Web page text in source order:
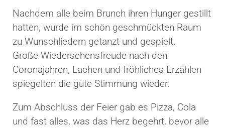
Nachdem alle beim Brunch ihren Hunger gestillt
hatten, wurde im schön geschmückten Raum
zu Wunschliedern getanzt und gespielt.
Große Wiedersehensfreude nach den
Coronajahren, Lachen und fröhliches Erzählen
spiegelten die gute Stimmung wieder.
Zum Abschluss der Feier gab es Pizza, Cola
und fast alles, was das Herz begehrt, bevor alle